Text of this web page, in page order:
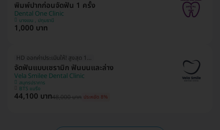
พิมพ์ปากก่อนจัดฟัน 1 ครั้ง
Dental One Clinic
บางเขน , ปทุมธานี
1,000 บาท
HD ออกค่าประเมินให้! สูงสุด 1500 บ.
จัดฟันแบบเซรามิก ฟันบนและล่าง
Vela Smilee Dental Clinic
สมุทรปราการ
BTS แบริ่ง
44,100 บาท48,000 บาท ประหยัด 8%